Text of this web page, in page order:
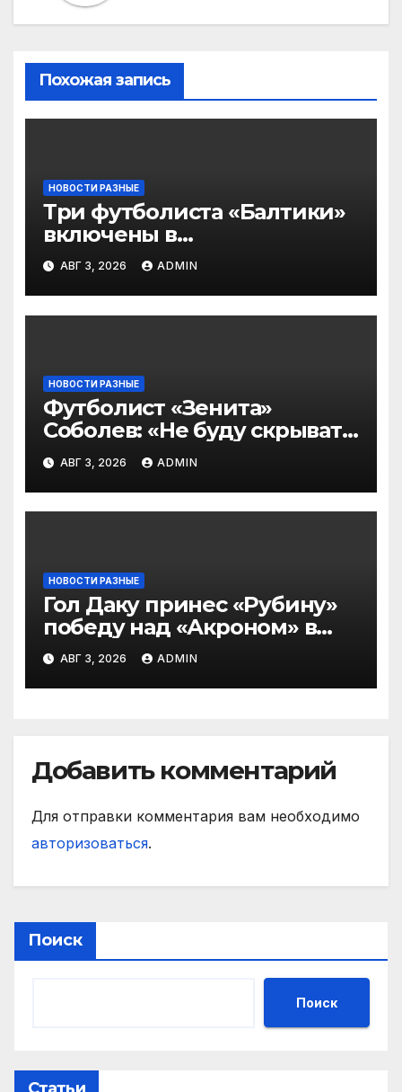
Похожая запись
НОВОСТИ РАЗНЫЕ
Три футболиста «Балтики»
включены в
символическую сборную
2‑го тура РПЛ по версии
подписчиков МАТЧ
ПРЕМЬЕР
АВГ 3, 2026 ADMIN
НОВОСТИ РАЗНЫЕ
Футболист «Зенита»
Соболев: «Не буду скрывать
— в Оренбурге всегда
тяжело играть»
АВГ 3, 2026 ADMIN
НОВОСТИ РАЗНЫЕ
Гол Даку принес «Рубину»
победу над «Акроном» в
матче РПЛ
АВГ 3, 2026 ADMIN
Добавить комментарий
Для отправки комментария вам необходимо
авторизоваться.
Поиск
Поиск